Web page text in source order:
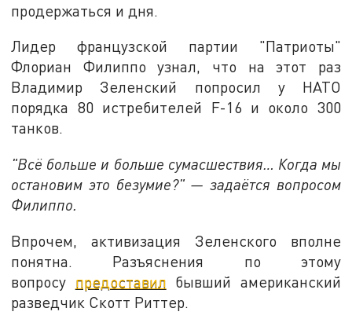
продержаться и дня.
Лидер французской партии "Патриоты"
Флориан Филиппо узнал, что на этот раз
Владимир Зеленский попросил у НАТО
порядка 80 истребителей F-16 и около 300
танков.
"Всё больше и больше сумасшествия… Когда мы
остановим это безумие?" — задаётся вопросом
Филиппо.
Впрочем, активизация Зеленского вполне
понятна. Разъяснения по этому
вопросу предоставил бывший американский
разведчик Скотт Риттер.